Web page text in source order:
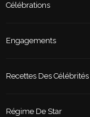
Célébrations
Engagements
Recettes Des Célébrités
Régime De Star